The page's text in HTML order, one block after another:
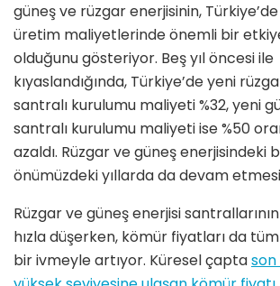
güneş ve rüzgar enerjisinin,
üretim maliyetlerinde önemli bir
olduğunu gösteriyor. Beş yıl öncesi ile
kıyaslandığında, Türkiye’de yeni
santralı kurulumu maliyeti %32, yeni
santralı kurulumu maliyeti ise %50
azaldı. Rüzgar ve güneş enerjisindeki
önümüzdeki yıllarda da devam
Rüzgar ve güneş enerjisi
hızla düşerken, kömür fiyatları da
bir ivmeyle artıyor. Küresel çaptason